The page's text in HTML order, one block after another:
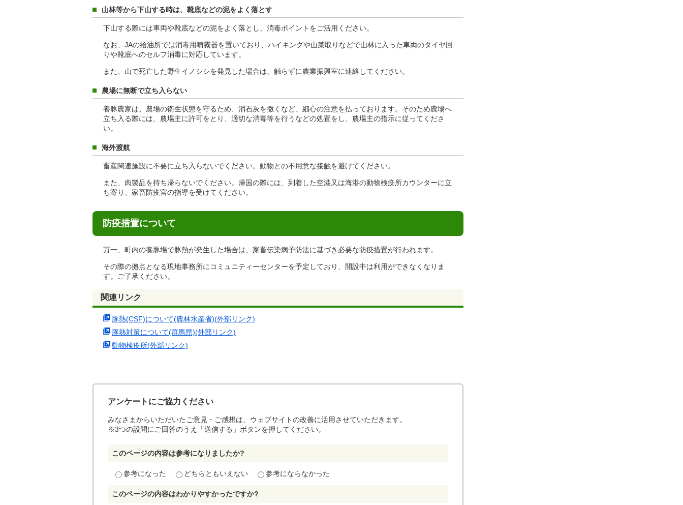
山林等から下山する時は、靴底などの泥をよく落とす
下山する際には車両や靴底などの泥をよく落とし、消毒ポイントをご活用ください。
なお、JAの給油所では消毒用噴霧器を置いており、ハイキングや山菜取りなどで山林に入った車両のタイヤ回
りや靴底へのセルフ消毒に対応しています。
また、山で死亡した野生イノシシを発見した場合は、触らずに農業振興室に連絡してください。
農場に無断で立ち入らない
養豚農家は、農場の衛生状態を守るため、消石灰を撒くなど、細心の注意を払っております。そのため農場へ
立ち入る際には、農場主に許可をとり、適切な消毒等を行うなどの処置をし、農場主の指示に従ってくださ
い。
海外渡航
畜産関連施設に不要に立ち入らないでください。動物との不用意な接触を避けてください。
また、肉製品を持ち帰らないでください。帰国の際には、到着した空港又は海港の動物検疫所カウンターに立
ち寄り、家畜防疫官の指導を受けてください。
防疫措置について
万一、町内の養豚場で豚熱が発生した場合は、家畜伝染病予防法に基づき必要な防疫措置が行われます。
その際の拠点となる現地事務所にコミュニティーセンターを予定しており、開設中は利用ができなくなりま
す。ご了承ください。
関連リンク
豚熱(CSF)について(農林水産省)(外部リンク)
豚熱対策について(群馬県)(外部リンク)
動物検疫所(外部リンク)
アンケートにご協力ください
みなさまからいただいたご意見・ご感想は、ウェブサイトの改善に活用させていただきます。
※3つの設問にご回答のうえ「送信する」ボタンを押してください。
このページの内容は参考になりましたか?
参考になった どちらともいえない 参考にならなかった
このページの内容はわかりやすかったですか?